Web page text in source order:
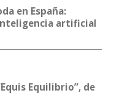
en España:
artificial
Equilibrio”, de